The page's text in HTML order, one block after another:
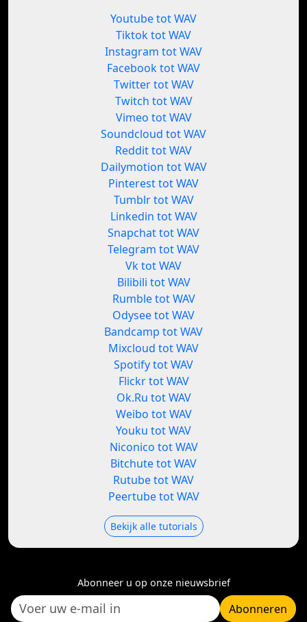
Youtube tot WAV
Tiktok tot WAV
Instagram tot WAV
Facebook tot WAV
Twitter tot WAV
Twitch tot WAV
Vimeo tot WAV
Soundcloud tot WAV
Reddit tot WAV
Dailymotion tot WAV
Pinterest tot WAV
Tumblr tot WAV
Linkedin tot WAV
Snapchat tot WAV
Telegram tot WAV
Vk tot WAV
Bilibili tot WAV
Rumble tot WAV
Odysee tot WAV
Bandcamp tot WAV
Mixcloud tot WAV
Spotify tot WAV
Flickr tot WAV
Ok.Ru tot WAV
Weibo tot WAV
Youku tot WAV
Niconico tot WAV
Bitchute tot WAV
Rutube tot WAV
Peertube tot WAV
Bekijk alle tutorials
Abonneer u op onze nieuwsbrief
Abonneren